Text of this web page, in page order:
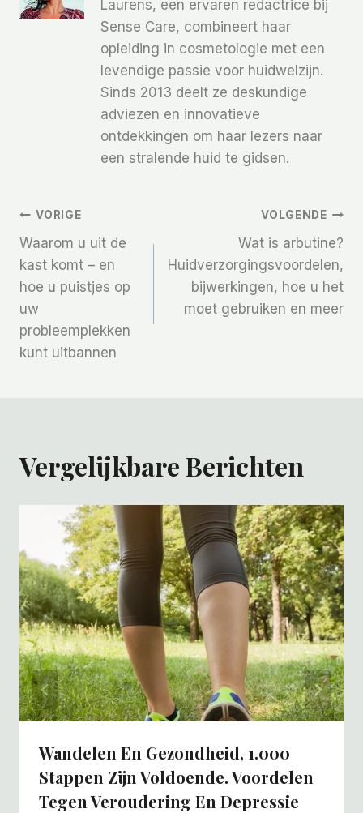
Laurens, een ervaren redactrice bij
Sense Care, combineert haar
opleiding in cosmetologie met een
levendige passie voor huidwelzijn.
Sinds 2013 deelt ze deskundige
adviezen en innovatieve
ontdekkingen om haar lezers naar
een stralende huid te gidsen.
Bericht
Navigatie
VORIGE
Waarom u uit de
kast komt – en
hoe u puistjes op
uw
probleemplekken
kunt uitbannen
VOLGENDE
Wat is arbutine?
Huidverzorgingsvoordelen,
bijwerkingen, hoe u het
moet gebruiken en meer
Vergelijkbare Berichten
Wandelen En Gezondheid, 1.000
Stappen Zijn Voldoende. Voordelen
Tegen Veroudering En Depressie